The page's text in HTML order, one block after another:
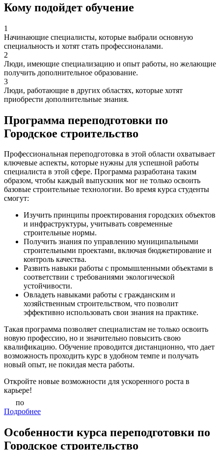
Кому подойдет обучение
1
Начинающие специалисты, которые выбрали основную
специальность и хотят стать профессионалами.
2
Люди, имеющие специализацию и опыт работы, но желающие
получить дополнительное образование.
3
Люди, работающие в других областях, которые хотят
приобрести дополнительные знания.
Программа переподготовки по
Городское строительство
Профессиональная переподготовка в этой области охватывает
ключевые аспекты, которые нужны для успешной работы
специалиста в этой сфере. Программа разработана таким
образом, чтобы каждый выпускник мог не только освоить
базовые строительные технологии. Во время курса студенты
смогут:
Изучить принципы проектирования городских объектов
и инфраструктуры, учитывать современные
строительные нормы.
Получить знания по управлению муниципальными
строительными проектами, включая бюджетирование и
контроль качества.
Развить навыки работы с промышленными объектами в
соответствии с требованиями экологической
устойчивости.
Овладеть навыками работы с гражданским и
хозяйственным строительством, что позволит
эффективно использовать свои знания на практике.
Такая программа позволяет специалистам не только освоить
новую профессию, но и значительно повысить свою
квалификацию. Обучение проводится дистанционно, что дает
возможность проходить курс в удобном темпе и получать
новый опыт, не покидая места работы.
Откройте новые возможности для ускоренного роста в
карьере!
по
Подробнее
Особенности курса переподготовки по
Городское строительство